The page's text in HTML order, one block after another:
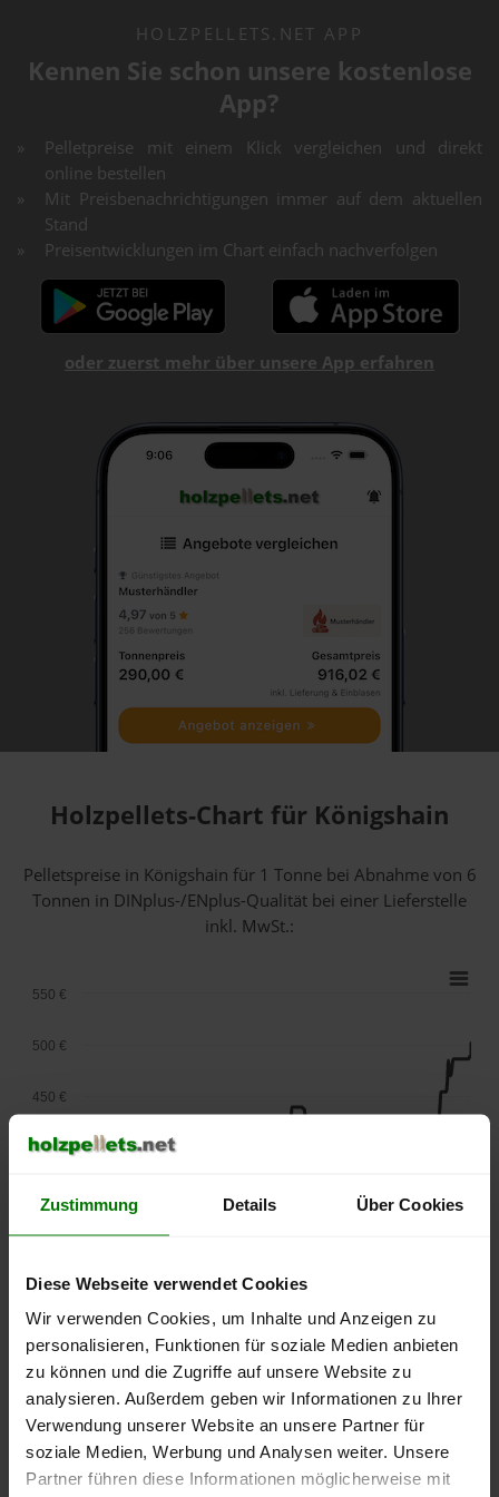
Zustimmung Details Über Cookies
Diese Webseite verwendet Cookies
Wir verwenden Cookies, um Inhalte und Anzeigen zu
personalisieren, Funktionen für soziale Medien anbieten
zu können und die Zugriffe auf unsere Website zu
analysieren. Außerdem geben wir Informationen zu Ihrer
Verwendung unserer Website an unsere Partner für
soziale Medien, Werbung und Analysen weiter. Unsere
Partner führen diese Informationen möglicherweise mit
HOLZPELLETS.NET APP
Kennen Sie schon unsere kostenlose
App?
Pelletpreise mit einem Klick vergleichen und direkt
online bestellen
Mit Preisbenachrichtigungen immer auf dem aktuellen
Stand
Preisentwicklungen im Chart einfach nachverfolgen
oder zuerst mehr über unsere App erfahren
Holzpellets-Chart für Königshain
Pelletspreise in Königshain für 1 Tonne bei Abnahmevon 6
Tonnen in DINplus-/ENplus-Qualität bei einer Lieferstelle
inkl. MwSt.:
lose Ware Sackware
September
Januar
Mai
350 €
400 €
450 €
500 €
550 €
Die aktuelle Preisentwicklung für Holzpellets in Deutschland
können Sie jederzeit auf unsererPelletspreise -Seite
nachvollziehen.